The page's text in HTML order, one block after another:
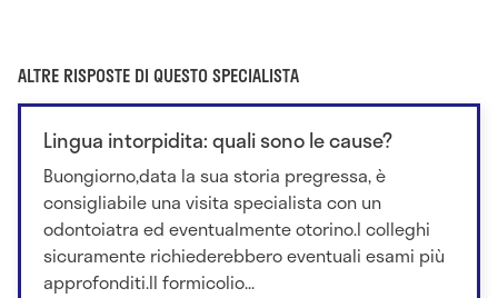
ALTRE RISPOSTE DI QUESTO SPECIALISTA
Lingua intorpidita: quali sono le cause?
Buongiorno,data la sua storia pregressa, è
consigliabile una visita specialista con un
odontoiatra ed eventualmente otorino.I colleghi
sicuramente richiederebbero eventuali esami più
approfonditi.Il formicolio...